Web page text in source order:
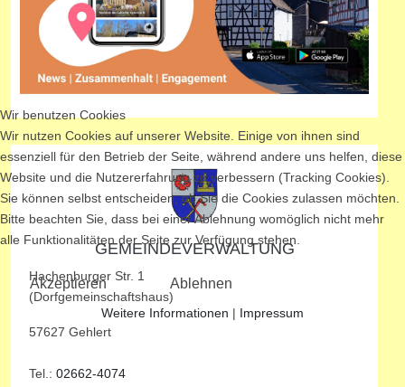
GEMEINDEVERWALTUNG
Hachenburger Str. 1
(Dorfgemeinschaftshaus)
57627 Gehlert
Tel.: 02662-4074
Wir benutzen Cookies
Wir nutzen Cookies auf unserer Website. Einige von ihnen sind
essenziell für den Betrieb der Seite, während andere uns helfen, diese
Website und die Nutzererfahrung zu verbessern (Tracking Cookies).
Sie können selbst entscheiden, ob Sie die Cookies zulassen möchten.
Bitte beachten Sie, dass bei einer Ablehnung womöglich nicht mehr
alle Funktionalitäten der Seite zur Verfügung stehen.
Akzeptieren Ablehnen
Weitere Informationen | Impressum